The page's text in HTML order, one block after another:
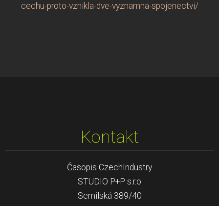
cechu-proto-vznikla-dve-vyznamna-spojenectvi/
Kontakt
Časopis CzechIndustry
STUDIO P+P s.r.o
Semilská 389/40